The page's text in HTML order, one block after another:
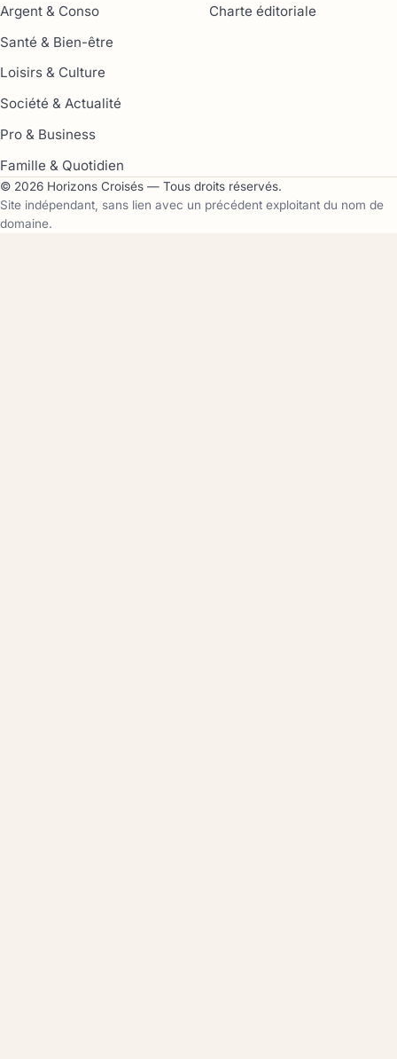
Argent & Conso
Santé & Bien-être
Loisirs & Culture
Société & Actualité
Pro & Business
Famille & Quotidien
Charte éditoriale
© 2026 Horizons Croisés — Tous droits réservés.
Site indépendant, sans lien avec un précédent exploitant du nom de
domaine.